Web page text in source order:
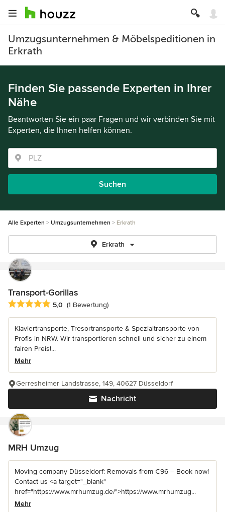
Umzugsunternehmen & Möbelspeditionen in
Erkrath
Finden Sie passende Experten in Ihrer
Nähe
Beantworten Sie ein paar Fragen und wir verbinden Sie mit
Experten, die Ihnen helfen können.
Suchen
Alle Experten Umzugsunternehmen Erkrath
Erkrath
Transport-Gorillas
Durchschnittliche Bewertung: 5 von 5 Sternen
5,0 (1 Bewertung)
Klaviertransporte, Tresortransporte & Spezialtransporte von
Profis in NRW. Wir transportieren schnell und sicher zu einem
fairen Preis!...
Mehr
Nachricht
Gerresheimer Landstrasse, 149, 40627 Düsseldorf
MRH Umzug
Moving company Düsseldorf: Removals from €96 – Book now!
Contact us <a target="_blank"
href="https://www.mrhumzug.de/">https://www.mrhumzug...
Mehr